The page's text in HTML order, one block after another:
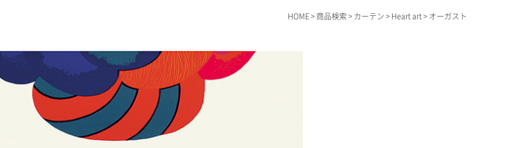
HOME> 商品検索> カーテン > Heart art> オーガスト